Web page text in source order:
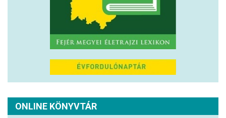
ONLINE KÖNYVTÁR